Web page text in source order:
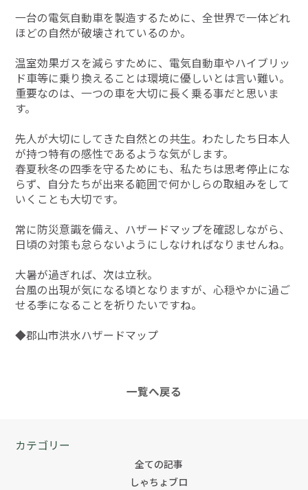
カテゴリー
全ての記事
しゃちょブロ
一台の電気自動車を製造するために、全世界で一体どれ
ほどの自然が破壊されているのか。
温室効果ガスを減らすために、電気自動車やハイブリッ
ド車等に乗り換えることは環境に優しいとは言い難い。
重要なのは、一つの車を大切に長く乗る事だと思いま
す。
先人が大切にしてきた自然との共生。わたしたち日本人
が持つ特有の感性であるような気がします。
春夏秋冬の四季を守るためにも、私たちは思考停止にな
らず、自分たちが出来る範囲で何かしらの取組みをして
いくことも大切です。
常に防災意識を備え、ハザードマップを確認しながら、
日頃の対策も怠らないようにしなければなりませんね。
大暑が過ぎれば、次は立秋。
台風の出現が気になる頃となりますが、心穏やかに過ご
せる季になることを祈りたいですね。
◆郡山市洪水ハザードマップ
一覧へ戻る